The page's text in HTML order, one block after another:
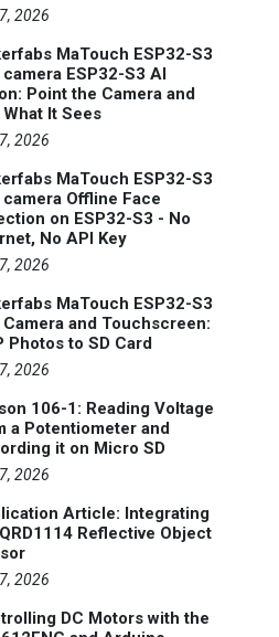
2026
MaTouch ESP32-S3
camera ESP32-S3 AI
Point the Camera and
It Sees
2026
MaTouch ESP32-S3
camera Offline Face
on ESP32-S3 - No
No API Key
2026
MaTouch ESP32-S3
Camera and Touchscreen:
Photos to SD Card
2026
106-1: Reading Voltage
a Potentiometer and
it on Micro SD
2026
Article: Integrating
Reflective Object
2026
DC Motors with the